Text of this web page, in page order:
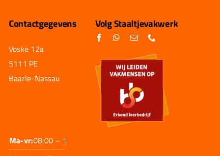
Contactgegevens
Voske 12a
5111 PE
Baarle-Nassau
Ma-vr:08:00 – 17:30
Volg Staaltjevakwerk